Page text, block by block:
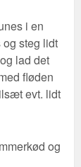
i en
steg lidt
lad det
fløden
evt. lidt
og